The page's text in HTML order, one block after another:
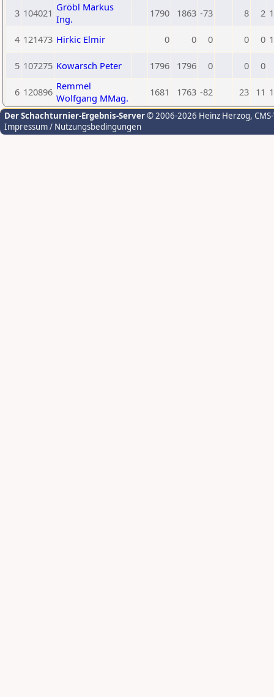
3 104021 Gröbl Markus
Ing.
1790 1863 -73 8 2
4 121473 Hirkic Elmir 0 0 0 0 0
5 107275 Kowarsch Peter 1796 1796 0 0 0
6 120896 Remmel
Wolfgang MMag.
1681 1763 -82 23 11
Der Schachturnier-Ergebnis-Server© 2006-2026 Heinz Herzog,
Impressum / Nutzungsbedingungen